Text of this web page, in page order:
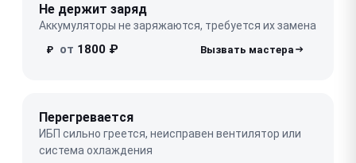
Не держит заряд
Аккумуляторы не заряжаются, требуется их замена
₽ от 1800 ₽
Перегревается
ИБП сильно греется, неисправен вентилятор или
система охлаждения